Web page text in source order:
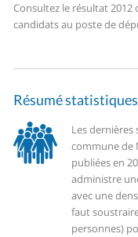
Consultez le résultat 2012
candidats au poste de
Résumé
Les
commune de
publiées en
administre
avec une
faut
personnes)